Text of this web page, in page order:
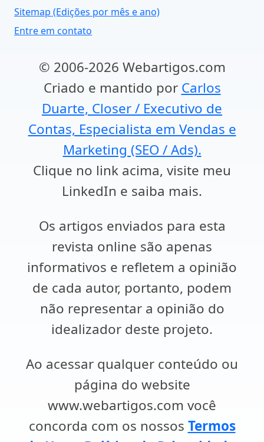
Sitemap (Edições por mês e ano)
Entre em contato
© 2006-2026 Webartigos.com
Criado e mantido por Carlos
Duarte, Closer / Executivo de
Contas, Especialista em Vendas e
Marketing (SEO / Ads).
Clique no link acima, visite meu
LinkedIn e saiba mais.
Os artigos enviados para esta
revista online são apenas
informativos e refletem a opinião
de cada autor, portanto, podem
não representar a opinião do
idealizador deste projeto.
Ao acessar qualquer conteúdo ou
página do website
www.webartigos.com você
concorda com os nossos Termos